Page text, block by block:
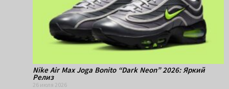
Nike Air Max Joga Bonito “Dark Neon” 2026: Яркий
Релиз
26 июля 2026